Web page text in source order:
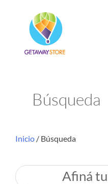
Búsqueda
Inicio / Búsqueda
Afiná